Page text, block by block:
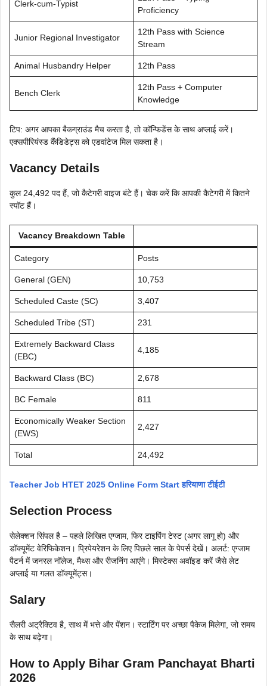
Clerk-cum-Typist
Proficiency
Junior Regional Investigator
12th Pass with Science
Stream
Animal Husbandry Helper 12th Pass
Bench Clerk
12th Pass + Computer
Knowledge
टिप: अगर आपका बैकग्राउंड मैच करता है, तो कॉन्फिडेंस के साथ अप्लाई करें।
एक्सपीरियंस्ड कैंडिडेट्स को एडवांटेज मिल सकता है।
Vacancy Details
कुल 24,492 पद हैं, जो कैटेगरी वाइज बंटे हैं। चेक करें कि आपकी कैटेगरी में कितने
स्पॉट हैं।
Vacancy Breakdown Table
Category Posts
General (GEN) 10,753
Scheduled Caste (SC) 3,407
Scheduled Tribe (ST) 231
Extremely Backward Class
(EBC)
4,185
Backward Class (BC) 2,678
BC Female 811
Economically Weaker Section
(EWS)
2,427
Total 24,492
Teacher Job HTET 2025 Online Form Start हरियाणा टीईटी
Selection Process
सेलेक्शन सिंपल है – पहले लिखित एग्जाम, फिर टाइपिंग टेस्ट (अगर लागू हो) और
डॉक्यूमेंट वेरिफिकेशन। प्रिपेयरेशन के लिए पिछले साल के पेपर्स देखें। अलर्ट: एग्जाम
पैटर्न में जनरल नॉलेज, मैथ्स और रीजनिंग आएंगे। मिस्टेक्स अवॉइड करें जैसे लेट
अप्लाई या गलत डॉक्यूमेंट्स।
Salary
सैलरी अट्रैक्टिव है, साथ में भत्ते और पेंशन। स्टार्टिंग पर अच्छा पैकेज मिलेगा, जो समय
के साथ बढ़ेगा।
How to Apply Bihar Gram Panchayat Bharti
2026